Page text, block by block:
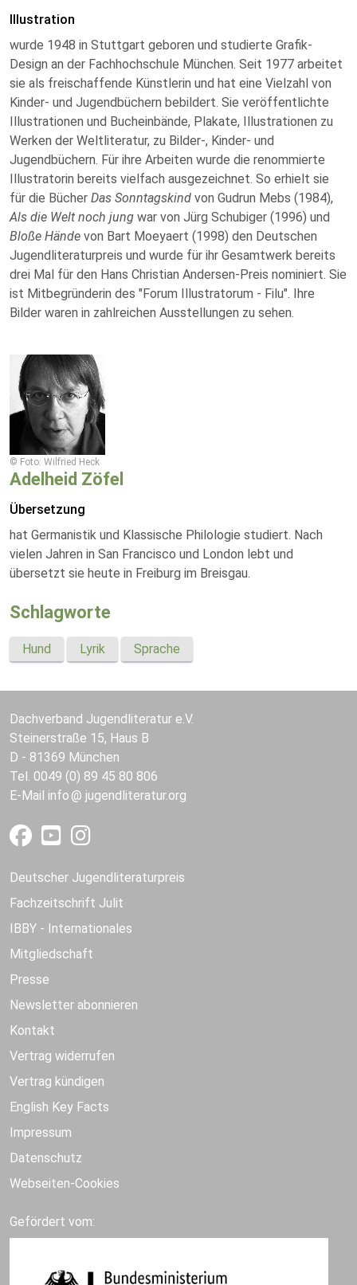
Illustration
wurde 1948 in Stuttgart geboren und studierte Grafik-
Design an der Fachhochschule München. Seit 1977 arbeitet
sie als freischaffende Künstlerin und hat eine Vielzahl von
Kinder- und Jugendbüchern bebildert. Sie veröffentlichte
Illustrationen und Bucheinbände, Plakate, Illustrationen zu
Werken der Weltliteratur, zu Bilder-, Kinder- und
Jugendbüchern. Für ihre Arbeiten wurde die renommierte
Illustratorin bereits vielfach ausgezeichnet. So erhielt sie
für die Bücher Das Sonntagskind von Gudrun Mebs (1984),
Als die Welt noch jung war von Jürg Schubiger (1996) und
Bloße Hände von Bart Moeyaert (1998) den Deutschen
Jugendliteraturpreis und wurde für ihr Gesamtwerk bereits
drei Mal für den Hans Christian Andersen-Preis nominiert. Sie
ist Mitbegründerin des "Forum Illustratorum - Filu". Ihre
Bilder waren in zahlreichen Ausstellungen zu sehen.
© Foto: Wilfried Heck
Adelheid Zöfel
Übersetzung
hat Germanistik und Klassische Philologie studiert. Nach
vielen Jahren in San Francisco und London lebt und
übersetzt sie heute in Freiburg im Breisgau.
Schlagworte
Hund Lyrik Sprache
Dachverband Jugendliteratur e.V.
Steinerstraße 15, Haus B
D - 81369 München
Tel. 0049 (0) 89 45 80 806
E-Mail info jugendliteratur.org
Deutscher Jugendliteraturpreis
Fachzeitschrift Julit
IBBY - Internationales
Mitgliedschaft
Presse
Newsletter abonnieren
Kontakt
Vertrag widerrufen
Vertrag kündigen
English Key Facts
Impressum
Datenschutz
Webseiten-Cookies
Gefördert vom: